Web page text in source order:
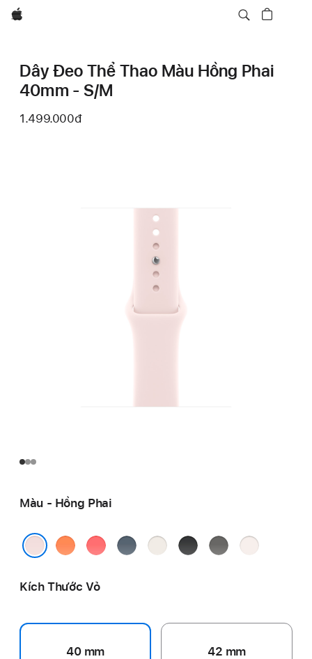
Apple
Dây Đeo Thể Thao Màu Hồng Phai
40mm - S/M
1.499.000đ
Màu - Hồng Phai
Cam
Ổi
Xanh
Ánh
Đen
Xám
Phớt
Kích Thước Vỏ
40 mm 42 mm